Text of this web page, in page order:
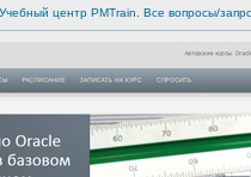
Учебный центр PMTrain. Все вопросы/